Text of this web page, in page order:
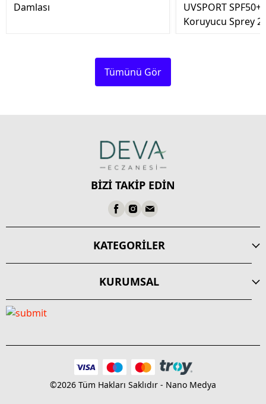
Damlası
UVSPORT
Koruyucu Sprey
Tümünü Gör
BİZİ TAKİP EDİN
KATEGORİLER
KURUMSAL
©2026 Tüm Hakları Saklıdır - Nano Medya